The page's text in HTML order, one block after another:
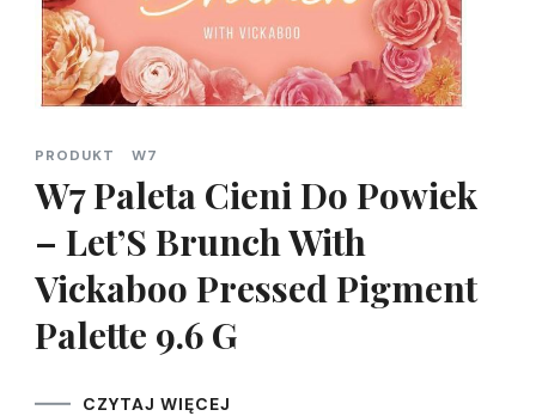
PRODUKT W7
W7 Paleta Cieni Do Powiek
– Let’S Brunch With
Vickaboo Pressed Pigment
Palette 9.6 G
CZYTAJ WIĘCEJ